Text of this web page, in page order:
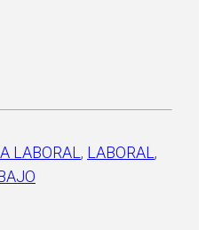
LABORAL , LABORAL